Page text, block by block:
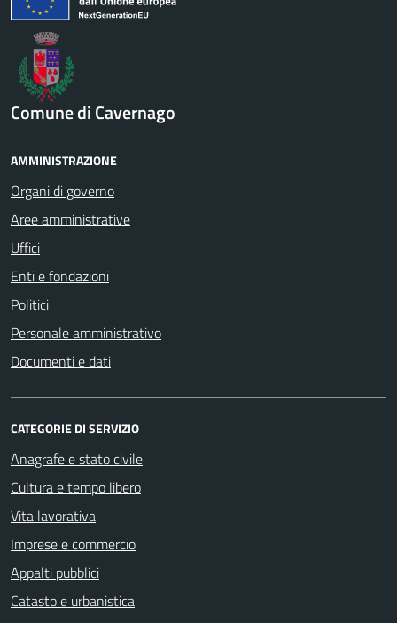
Comune di Cavernago
AMMINISTRAZIONE
Organi di governo
Aree amministrative
Uffici
Enti e fondazioni
Politici
Personale amministrativo
Documenti e dati
CATEGORIE DI SERVIZIO
Anagrafe e stato civile
Cultura e tempo libero
Vita lavorativa
Imprese e commercio
Appalti pubblici
Catasto e urbanistica